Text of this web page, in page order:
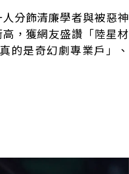
分飾清廉學者與被惡神
，獲網友盛讚「陸星材
的是奇幻劇專業戶」、